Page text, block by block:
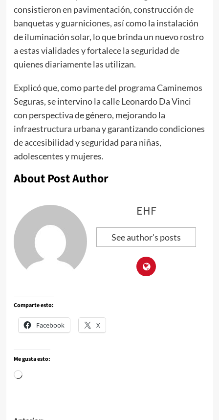
consistieron en pavimentación, construcción de
banquetas y guarniciones, así como la instalación
de iluminación solar, lo que brinda un nuevo rostro
a estas vialidades y fortalece la seguridad de
quienes diariamente las utilizan.
Explicó que, como parte del programa Caminemos
Seguras, se intervino la calle Leonardo Da Vinci
con perspectiva de género, mejorando la
infraestructura urbana y garantizando condiciones
de accesibilidad y seguridad para niñas,
adolescentes y mujeres.
About Post Author
EHF
See author's posts
Comparte esto:
Facebook X
Me gusta esto: